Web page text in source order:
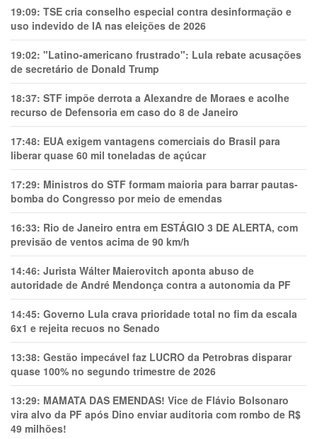
19:09: TSE cria conselho especial contra desinformação e
uso indevido de IA nas eleições de 2026
19:02: "Latino-americano frustrado": Lula rebate acusações
de secretário de Donald Trump
18:37: STF impõe derrota a Alexandre de Moraes e acolhe
recurso de Defensoria em caso do 8 de Janeiro
17:48: EUA exigem vantagens comerciais do Brasil para
liberar quase 60 mil toneladas de açúcar
17:29: Ministros do STF formam maioria para barrar pautas-
bomba do Congresso por meio de emendas
16:33: Rio de Janeiro entra em ESTÁGIO 3 DE ALERTA, com
previsão de ventos acima de 90 km/h
14:46: Jurista Wálter Maierovitch aponta abuso de
autoridade de André Mendonça contra a autonomia da PF
14:45: Governo Lula crava prioridade total no fim da escala
6x1 e rejeita recuos no Senado
13:38: Gestão impecável faz LUCRO da Petrobras disparar
quase 100% no segundo trimestre de 2026
13:29: MAMATA DAS EMENDAS! Vice de Flávio Bolsonaro
vira alvo da PF após Dino enviar auditoria com rombo de R$
49 milhões!